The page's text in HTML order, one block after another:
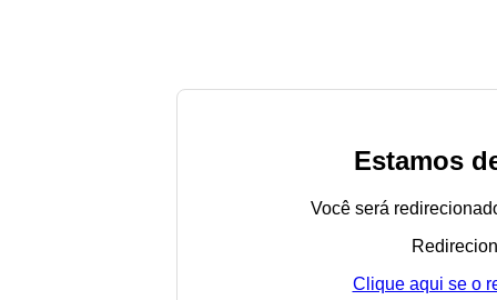
Estamos
Você será
Clique aqui se o